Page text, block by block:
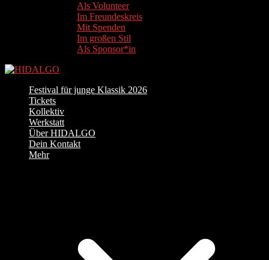
Als Volunteer
Im Freundeskreis
Mit Spenden
Im großen Stil
Als Sponsor*in
Festival für junge Klassik 2026
Tickets
Kollektiv
Werkstatt
Über HIDALGO
Dein Kontakt
Mehr